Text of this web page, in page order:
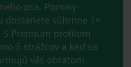
psa. Ponuky
dostanete súhrnne 1×
Premium profilom
5 strážcov a keď sa
vás obratom.